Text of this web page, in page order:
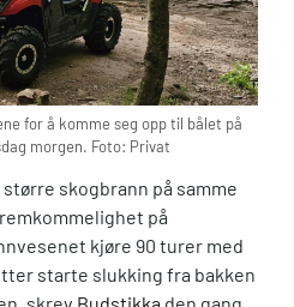
for å komme seg opp til bålet på
morgen. Foto: Privat
skogbrann på samme
på
kjøre 90 turer med
starte slukking fra bakken